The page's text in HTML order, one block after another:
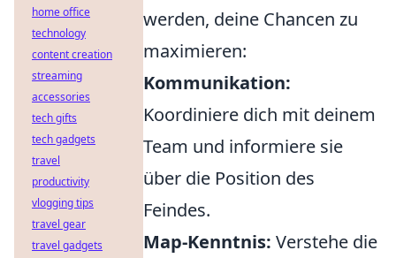
werden, deine Chancen zu
maximieren:
Kommunikation:
Koordiniere dich mit deinem
Team und informiere sie
über die Position des
Feindes.
Map-Kenntnis: Verstehe die
home office
technology
content creation
streaming
accessories
tech gifts
tech gadgets
travel
productivity
vlogging tips
travel gear
travel gadgets